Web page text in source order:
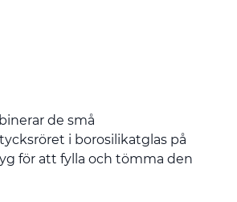
de små
i borosilikatglas på
för att fylla och tömma den